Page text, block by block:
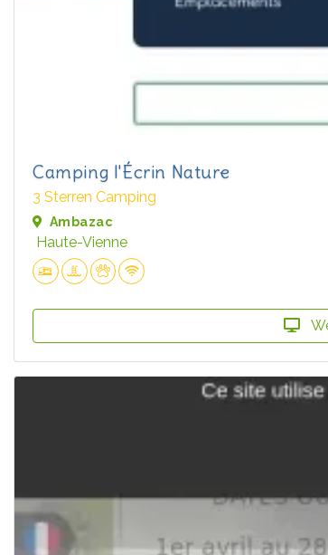
Camping l'Écrin Nature
3 Sterren Camping
Ambazac
Haute-Vienne